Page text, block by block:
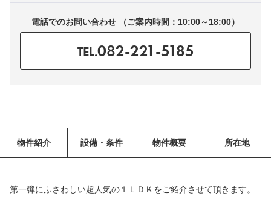
電話でのお問い合わせ （ご案内時間：10:00～18:00）
TEL.082-221-5185
物件紹介 設備・条件 物件概要 所在地
第一弾にふさわしい超人気の１ＬＤＫをご紹介させて頂きます。